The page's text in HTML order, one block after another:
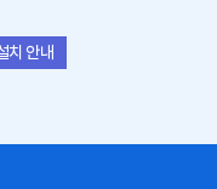
치 안내